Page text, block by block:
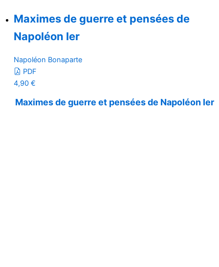
Maximes de guerre et pensées de
Napoléon Ier
Napoléon Bonaparte
PDF
4,90 €
Maximes de guerre et pensées de Napoléon Ier